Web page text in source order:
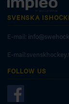
SVENSKA
E-mail:
E-
FOLLOW US